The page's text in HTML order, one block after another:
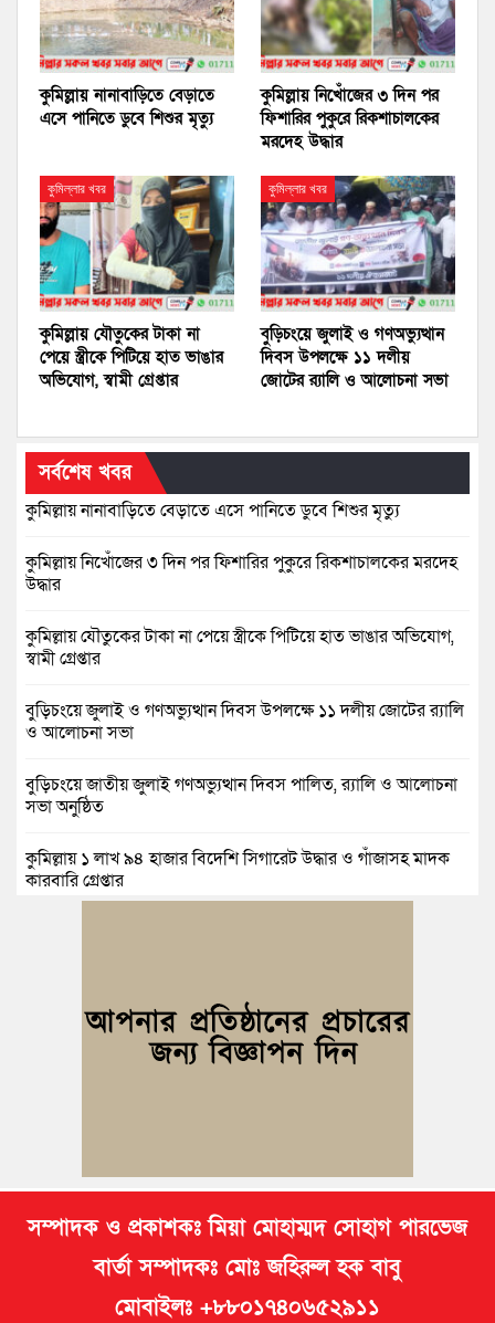
কুমিল্লায় নানাবাড়িতে বেড়াতে
এসে পানিতে ডুবে শিশুর মৃত্যু
কুমিল্লায় নিখোঁজের ৩ দিন পর
ফিশারির পুকুরে রিকশাচালকের
মরদেহ উদ্ধার
কুমিল্লার খবর
কুমিল্লায় যৌতুকের টাকা না
পেয়ে স্ত্রীকে পিটিয়ে হাত ভাঙার
অভিযোগ, স্বামী গ্রেপ্তার
কুমিল্লার খবর
বুড়িচংয়ে জুলাই ও গণঅভ্যুত্থান
দিবস উপলক্ষে ১১ দলীয়
জোটের র‍্যালি ও আলোচনা সভা
সর্বশেষ খবর
কুমিল্লায় নানাবাড়িতে বেড়াতে এসে পানিতে ডুবে শিশুর মৃত্যু
কুমিল্লায় নিখোঁজের ৩ দিন পর ফিশারির পুকুরে রিকশাচালকের মরদেহ
উদ্ধার
কুমিল্লায় যৌতুকের টাকা না পেয়ে স্ত্রীকে পিটিয়ে হাত ভাঙার অভিযোগ,
স্বামী গ্রেপ্তার
বুড়িচংয়ে জুলাই ও গণঅভ্যুত্থান দিবস উপলক্ষে ১১ দলীয় জোটের র‍্যালি
ও আলোচনা সভা
বুড়িচংয়ে জাতীয় জুলাই গণঅভ্যুত্থান দিবস পালিত, র‍্যালি ও আলোচনা
সভা অনুষ্ঠিত
কুমিল্লায় ১ লাখ ৯৪ হাজার বিদেশি সিগারেট উদ্ধার ও গাঁজাসহ মাদক
কারবারি গ্রেপ্তার
বুড়িচংয়ে অতিথি পাখির আবাসস্থল সংরক্ষণে প্রশাসনের উদ্যোগ; ৯
সদস্যের কমিটি গঠন
সম্পাদক ও প্রকাশকঃ মিয়া মোহাম্মদ সোহাগ পারভেজ
বার্তা সম্পাদকঃ মোঃ জহিরুল হক বাবু
মোবাইলঃ +৮৮০১৭৪০৬৫২৯১১